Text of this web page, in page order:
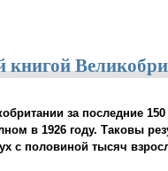
книгой
за последние 150
в 1926 году. Таковы
с половиной тысяч